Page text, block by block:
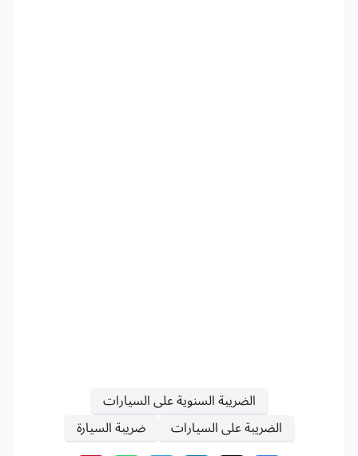
الضريبة السنوية على السيارات
الضريبة على السيارات
ضريبة السيارة